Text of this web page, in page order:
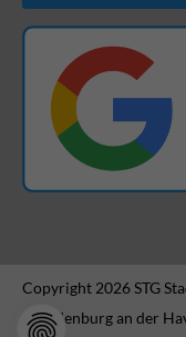
Copyright 2026 STG
Brandenburg an der